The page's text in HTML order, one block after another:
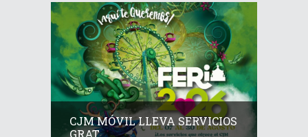
CJM MÓVIL LLEVA SERVICIOS
GRAT...